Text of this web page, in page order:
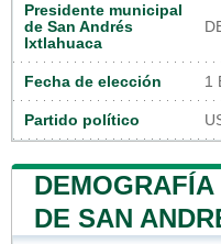
Presidente municipal
de San Andrés
Ixtlahuaca
Fecha de elección 1
Partido político
DE SAN